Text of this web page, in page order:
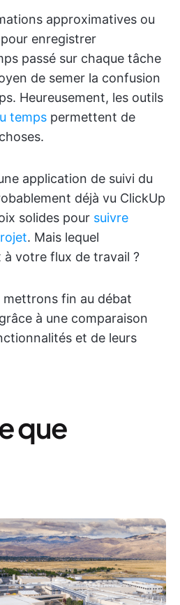
approximatives ou
enregistrer
passé sur chaque tâche
de semer la confusion
Heureusement, les outils
temps permettent de
application de suivi du
déjà vu ClickUp
solides pour suivre
. Mais lequel
à votre flux de travail ?
mettrons fin au débat
à une comparaison
et de leurs
que